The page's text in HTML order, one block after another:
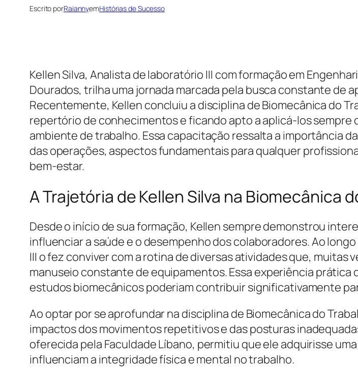
Escrito porRaiannyemHistórias de Sucesso
Kellen Silva, Analista de laboratório III com formação em
Dourados, trilha uma jornada marcada pela busca constante de
Recentemente, Kellen concluiu a disciplina de Biomecânica do
repertório de conhecimentos e ficando apto a aplicá-los
ambiente de trabalho. Essa capacitação ressalta a importância
das operações, aspectos fundamentais para qualquer
bem-estar.
A Trajetória de Kellen Silva na Biomecânica
Desde o início de sua formação, Kellen sempre demonstrou
influenciar a saúde e o desempenho dos colaboradores. Ao
III o fez conviver com a rotina de diversas atividades que,
manuseio constante de equipamentos. Essa experiência
estudos biomecânicos poderiam contribuir significativamente
Ao optar por se aprofundar na disciplina de Biomecânica do
impactos dos movimentos repetitivos e das posturas
oferecida pela Faculdade Líbano, permitiu que ele adquirisse
influenciam a integridade física e mental no trabalho.